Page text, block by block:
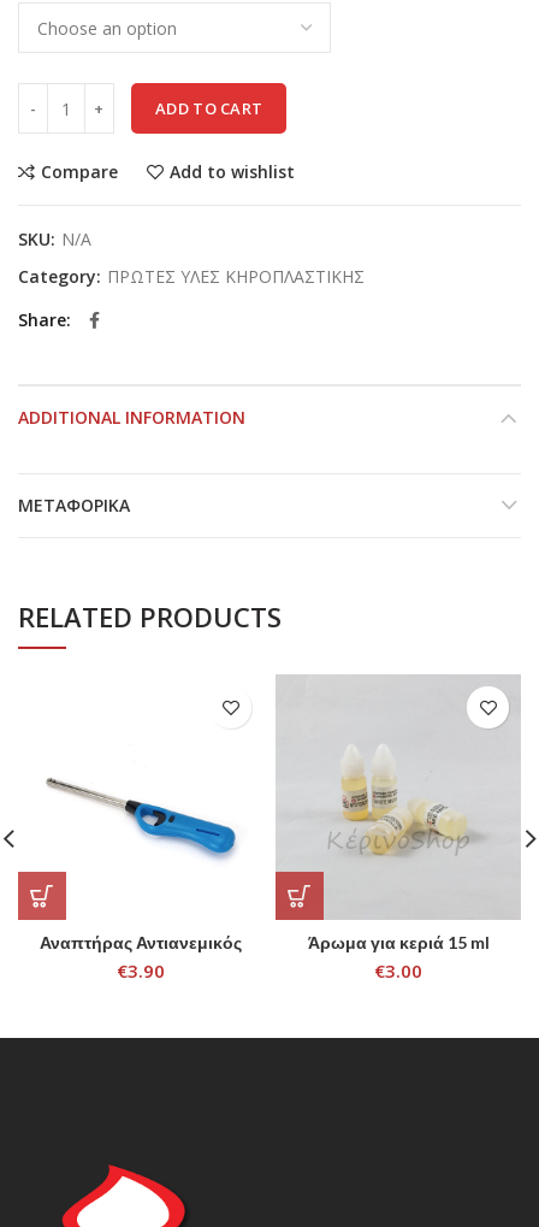
ADD TO CART
Compare Add to wishlist
SKU: N/A
Category: ΠΡΩΤΕΣ ΥΛΕΣ ΚΗΡΟΠΛΑΣΤΙΚΗΣ
Share
ADDITIONAL INFORMATION
ΜΕΤΑΦΟΡΙΚΆ
RELATED PRODUCTS
Αναπτήρας Αντιανεμικός
€3.90
Άρωμα για κεριά 15 ml
€3.00